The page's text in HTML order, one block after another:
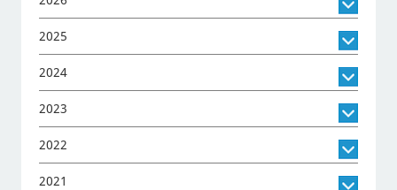
2025
2024
2023
2022
2021